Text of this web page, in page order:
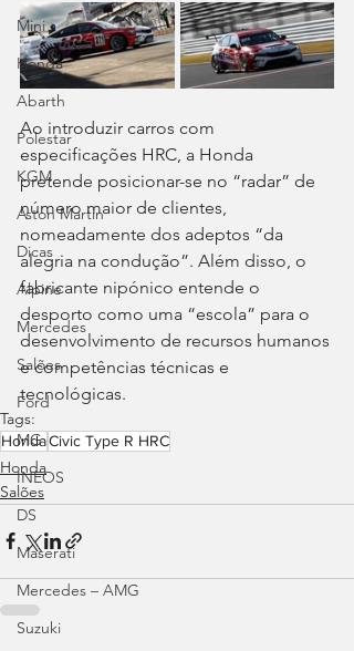
Mini
Honda
Abarth
Polestar
KGM
Aston Martin
Dicas
Alpine
Mercedes
Salões
Ford
MG
INEOS
DS
Maserati
Mercedes – AMG
Suzuki
Ao introduzir carros com
especificações HRC, a Honda
pretende posicionar-se no “radar” de
número maior de clientes,
nomeadamente dos adeptos “da
alegria na condução”. Além disso, o
fabricante nipónico entende o
desporto como uma “escola” para o
desenvolvimento de recursos humanos
e competências técnicas e
tecnológicas.
Tags:
HondaCivic Type R HRC
Honda
Salões